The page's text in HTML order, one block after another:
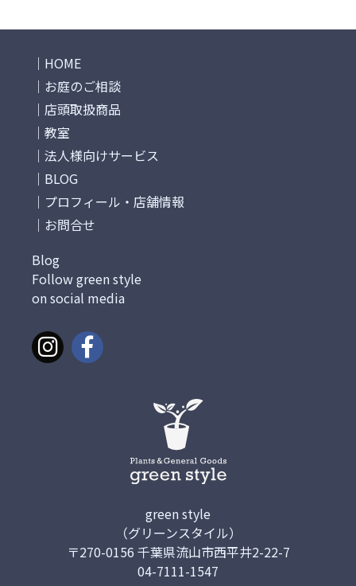
HOME
お庭のご相談
店頭取扱商品
教室
法人様向けサービス
BLOG
プロフィール・店舗情報
お問合せ
Blog
Follow green style
on social media
green style
（グリーンスタイル）
〒270-0156 千葉県流山市西平井2-22-7
04-7111-1547